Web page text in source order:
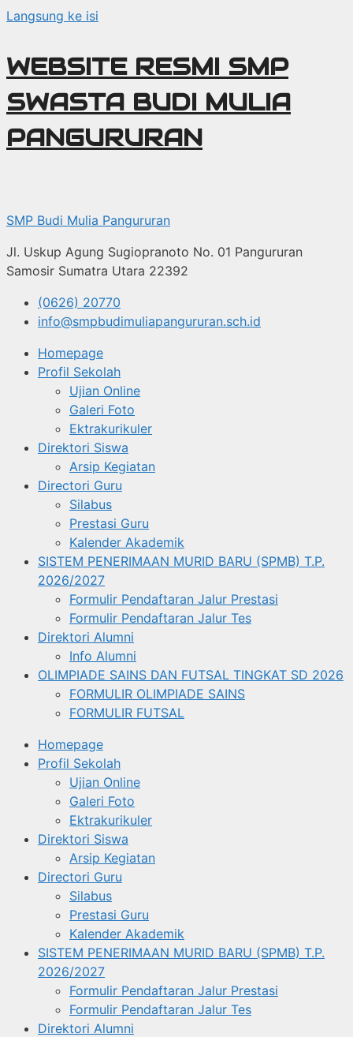
Langsung ke isi
WEBSITE RESMI SMP
SWASTA BUDI MULIA
PANGURURAN
SMP Budi Mulia Pangururan
Jl. Uskup Agung Sugiopranoto No. 01 Pangururan
Samosir Sumatra Utara 22392
(0626) 20770
info@smpbudimuliapangururan.sch.id
Homepage
Profil Sekolah
Ujian Online
Galeri Foto
Ektrakurikuler
Direktori Siswa
Arsip Kegiatan
Directori Guru
Silabus
Prestasi Guru
Kalender Akademik
SISTEM PENERIMAAN MURID BARU (SPMB) T.P.
2026/2027
Formulir Pendaftaran Jalur Prestasi
Formulir Pendaftaran Jalur Tes
Direktori Alumni
Info Alumni
OLIMPIADE SAINS DAN FUTSAL TINGKAT SD 2026
FORMULIR OLIMPIADE SAINS
FORMULIR FUTSAL
Homepage
Profil Sekolah
Ujian Online
Galeri Foto
Ektrakurikuler
Direktori Siswa
Arsip Kegiatan
Directori Guru
Silabus
Prestasi Guru
Kalender Akademik
SISTEM PENERIMAAN MURID BARU (SPMB) T.P.
2026/2027
Formulir Pendaftaran Jalur Prestasi
Formulir Pendaftaran Jalur Tes
Direktori Alumni